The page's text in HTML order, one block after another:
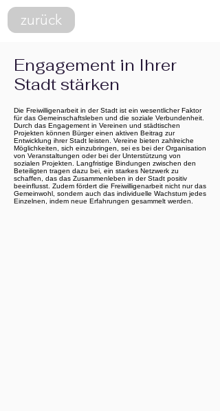
zurück
Engagement in Ihrer
Stadt stärken
Die Freiwilligenarbeit in der Stadt ist ein wesentlicher Faktor
für das Gemeinschaftsleben und die soziale Verbundenheit.
Durch das Engagement in Vereinen und städtischen
Projekten können Bürger einen aktiven Beitrag zur
Entwicklung ihrer Stadt leisten. Vereine bieten zahlreiche
Möglichkeiten, sich einzubringen, sei es bei der Organisation
von Veranstaltungen oder bei der Unterstützung von
sozialen Projekten. Langfristige Bindungen zwischen den
Beteiligten tragen dazu bei, ein starkes Netzwerk zu
schaffen, das das Zusammenleben in der Stadt positiv
beeinflusst. Zudem fördert die Freiwilligenarbeit nicht nur das
Gemeinwohl, sondern auch das individuelle Wachstum jedes
Einzelnen, indem neue Erfahrungen gesammelt werden.